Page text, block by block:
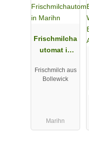
Frischmilcha
utomat in
Frischmilch aus
Bollewick
Marihn